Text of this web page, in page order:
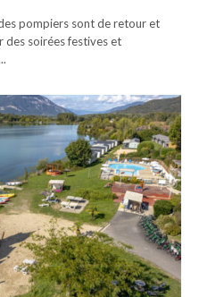
pompiers sont de retour et
des soirées festives et